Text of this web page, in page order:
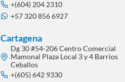
+(604) 204 2310
+57 320 856 6927
Cartagena
Dg 30 #54-206 Centro Comercial
Mamonal Plaza Local 3 y 4 Barrios
Ceballos
+(605) 642 9330